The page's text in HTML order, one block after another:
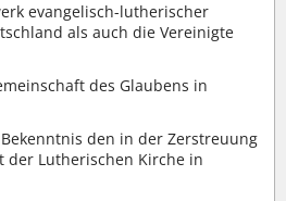
evangelisch-lutherischer
als auch die Vereinigte
des Glaubens in
den in der Zerstreuung
der Lutherischen Kirche in